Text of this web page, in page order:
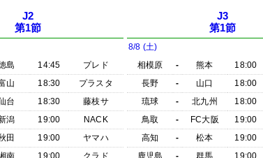
J2
第1節
島 14:45
プレド
山 18:30
プラスタ
台 18:30
藤枝サ
潟 19:00
NACK
田 19:00
ヤマハ
南 19:00
クラド
J3
第1節
8/8 (土)
相模原
- 熊本 18:00
長野
- 山口 18:00
琉球
- 北九州 18:00
鳥取
- FC大阪 19:00
高知
- 松本 19:00
鹿児島
- 群馬 19:00